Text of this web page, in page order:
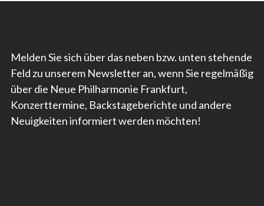
Melden Sie sich über das neben bzw. unten stehende
Feld zu unserem Newsletter an, wenn Sie regelmäßig
über die Neue Philharmonie Frankfurt,
Konzerttermine, Backstageberichte und andere
Neuigkeiten informiert werden möchten!